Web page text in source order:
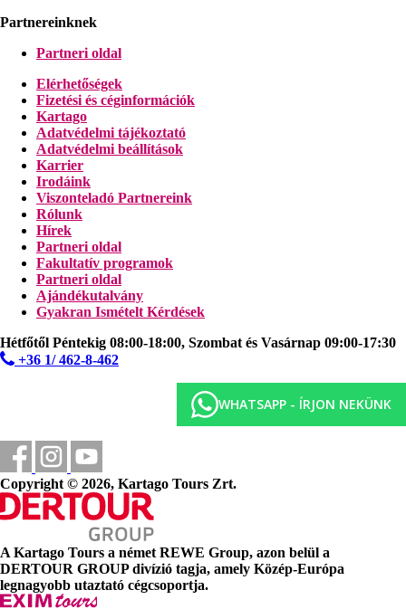
Partnereinknek
Partneri oldal
Elérhetőségek
Fizetési és céginformációk
Kartago
Adatvédelmi tájékoztató
Adatvédelmi beállítások
Karrier
Irodáink
Viszonteladó Partnereink
Rólunk
Hírek
Partneri oldal
Fakultatív programok
Partneri oldal
Ajándékutalvány
Gyakran Ismételt Kérdések
Hétfőtől Péntekig 08:00-18:00, Szombat és Vasárnap 09:00-17:30
+36 1/ 462-8-462
WHATSAPP - ÍRJON NEKÜNK
Copyright © 2026, Kartago Tours Zrt.
A Kartago Tours a német REWE Group, azon belül a
DERTOUR GROUPdivízió tagja, amely Közép-Európa
legnagyobb utaztató cégcsoportja.